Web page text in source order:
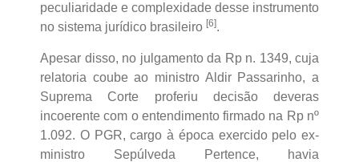
peculiaridade e complexidade desse instrumento
no sistema jurídico brasileiro [6].
Apesar disso, no julgamento da Rp n. 1349, cuja
relatoria coube ao ministro Aldir Passarinho, a
Suprema Corte proferiu decisão deveras
incoerente com o entendimento firmado na Rp nº
1.092. O PGR, cargo à época exercido pelo ex-
ministro Sepúlveda Pertence, havia